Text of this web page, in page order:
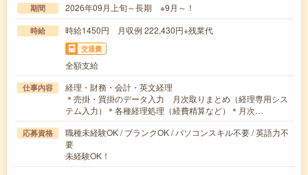
期間 2026年09月上旬～長期 ※9月～！
時給 時給1450円 月収例 222,430円+残業代
交通費
全額支給
仕事内容
経理・財務・会計・英文経理
＊売掛・買掛のデータ入力 月次取りまとめ（経理専用シス
テム入力）＊各種経理処理（経費精算など）＊月次…
応募資格
職種未経験OK / ブランクOK / パソコンスキル不要 / 英語力不
要
未経験OK！